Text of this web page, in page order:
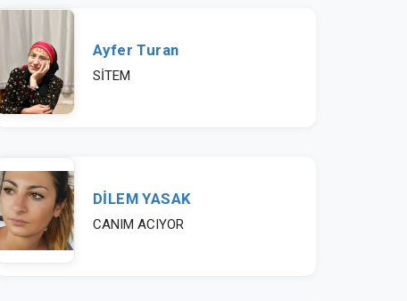
Ayfer Turan
SİTEM
DİLEM YASAK
CANIM ACIYOR